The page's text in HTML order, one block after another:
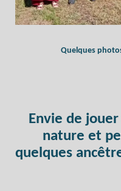
Quelques
Envie de
nature et
quelques